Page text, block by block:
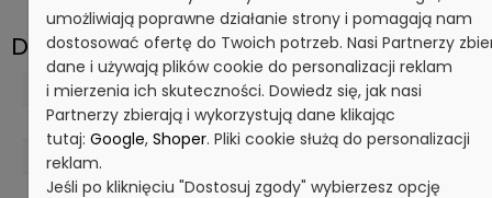
Dane techniczne
Maks. wartość pH w stężeniu użytkowym
10,5 pH
Min. wartość pH w stężeniu użytkowym
2 pH
umożliwiają poprawne działanie strony i pomagają nam
dostosować ofertę do Twoich potrzeb. Nasi Partnerzy
dane i używają plików cookie do personalizacji reklam
i mierzenia ich skuteczności. Dowiedz się, jak nasi
Partnerzy zbierają i wykorzystują dane klikając
tutaj: Google, Shoper. Pliki cookie służą do personalizacji
reklam.
Jeśli po kliknięciu "Dostosuj zgody" wybierzesz opcję